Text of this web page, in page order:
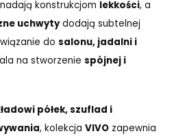
nadają konstrukcjom lekkości, a
uchwytydodają subtelnej
do salonu, jadalni i
na stworzenie spójnej i
półek, szuflad i
, kolekcja VIVO zapewnia